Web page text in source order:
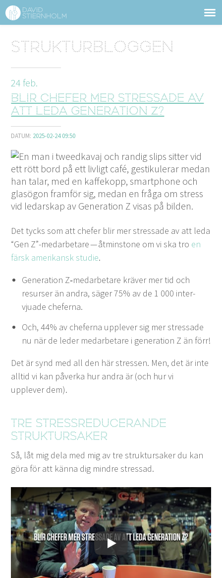
Sidhuvud
Navigering
FÖRELÄSNINGAR
KONTAKT
BLOGG SHOP KUNDER PRESS SÖK
Strukturbloggen
24 feb.
Blir chefer mer stressade av
att leda generation Z?
DATUM: 2025-02-24 09:50
Det tycks som att chefer blir mer stres­sade av att leda
“Gen Z”-medarbetare — åtmin­stone om vi ska tro en
färsk amerikan­sk studie.
Gen­er­a­tion Z‑medarbetare kräver mer tid och
resurs­er än andra, säger75% av de 1 000 inter­
vjuade cheferna.
Och,44% av chefer­na upplever sig mer stres­sade
nu när de led­er medar­betare i gen­er­a­tion Z än förr!
Det är synd med all den här stressen. Men, det är inte
alltid vi kan påver­ka hur andra är (och hur vi
upplever dem).
Tre stressre­duc­erande
struktursaker
Så, låt mig dela med mig av tre struk­tur­sak­er du kan
göra för att kän­na dig min­dre stressad.
Spela upp